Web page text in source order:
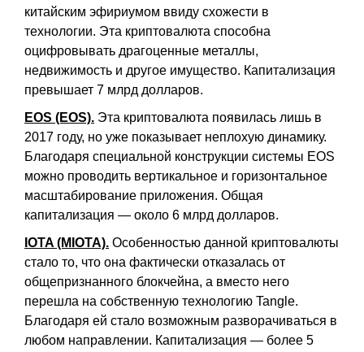
китайским эфириумом ввиду схожести в
технологии. Эта криптовалюта способна
оцифровывать драгоценные металлы,
недвижимость и другое имущество. Капитализация
превышает 7 млрд долларов.
EOS (EOS). Эта криптовалюта появилась лишь в
2017 году, но уже показывает неплохую динамику.
Благодаря специальной конструкции системы EOS
можно проводить вертикальное и горизонтальное
масштабирование приложения. Общая
капитализация — около 6 млрд долларов.
IOTA (MIOTA). Особенностью данной криптовалюты
стало то, что она фактически отказалась от
общепризнанного блокчейна, а вместо него
перешла на собственную технологию Tangle.
Благодаря ей стало возможным разворачиваться в
любом направлении. Капитализация — более 5